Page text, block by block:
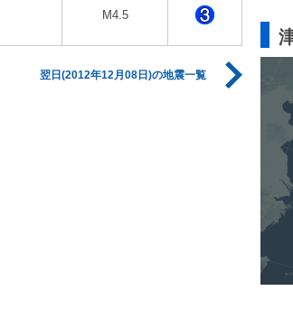
M4.5
翌日(2012年12月08日)の地震一覧